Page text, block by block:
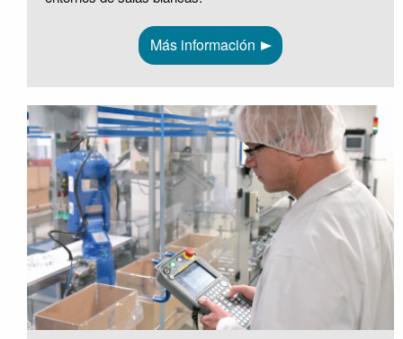
Más información